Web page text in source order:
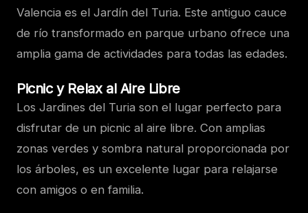
Valencia es el Jardín del Turia. Este antiguo cauce
de río transformado en parque urbano ofrece una
amplia gama de actividades para todas las edades.
Picnic y Relax al Aire Libre
Los Jardines del Turia son el lugar perfecto para
disfrutar de un picnic al aire libre. Con amplias
zonas verdes y sombra natural proporcionada por
los árboles, es un excelente lugar para relajarse
con amigos o en familia.